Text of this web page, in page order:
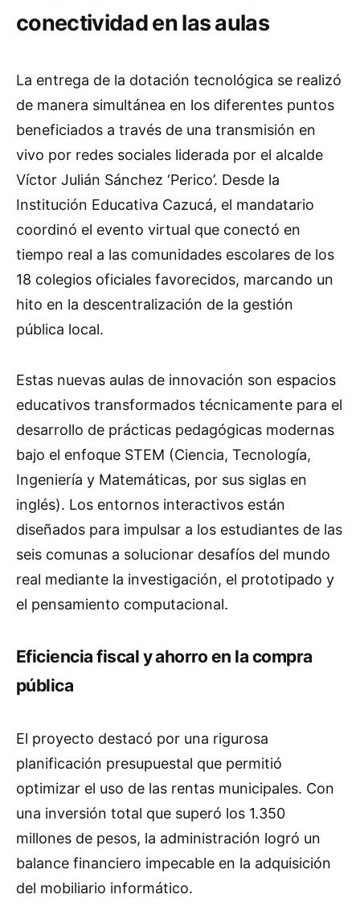
conectividad en las aulas
La entrega de la dotación tecnológica se realizó
de manera simultánea en los diferentes puntos
beneficiados a través de una transmisión en
vivo por redes sociales liderada por el alcalde
Víctor Julián Sánchez ‘Perico’. Desde la
Institución Educativa Cazucá, el mandatario
coordinó el evento virtual que conectó en
tiempo real a las comunidades escolares de los
18 colegios oficiales favorecidos, marcando un
hito en la descentralización de la gestión
pública local.
Estas nuevas aulas de innovación son espacios
educativos transformados técnicamente para el
desarrollo de prácticas pedagógicas modernas
bajo el enfoque STEM (Ciencia, Tecnología,
Ingeniería y Matemáticas, por sus siglas en
inglés). Los entornos interactivos están
diseñados para impulsar a los estudiantes de las
seis comunas a solucionar desafíos del mundo
real mediante la investigación, el prototipado y
el pensamiento computacional.
Eficiencia fiscal y ahorro en la compra
pública
El proyecto destacó por una rigurosa
planificación presupuestal que permitió
optimizar el uso de las rentas municipales. Con
una inversión total que superó los 1.350
millones de pesos, la administración logró un
balance financiero impecable en la adquisición
del mobiliario informático.